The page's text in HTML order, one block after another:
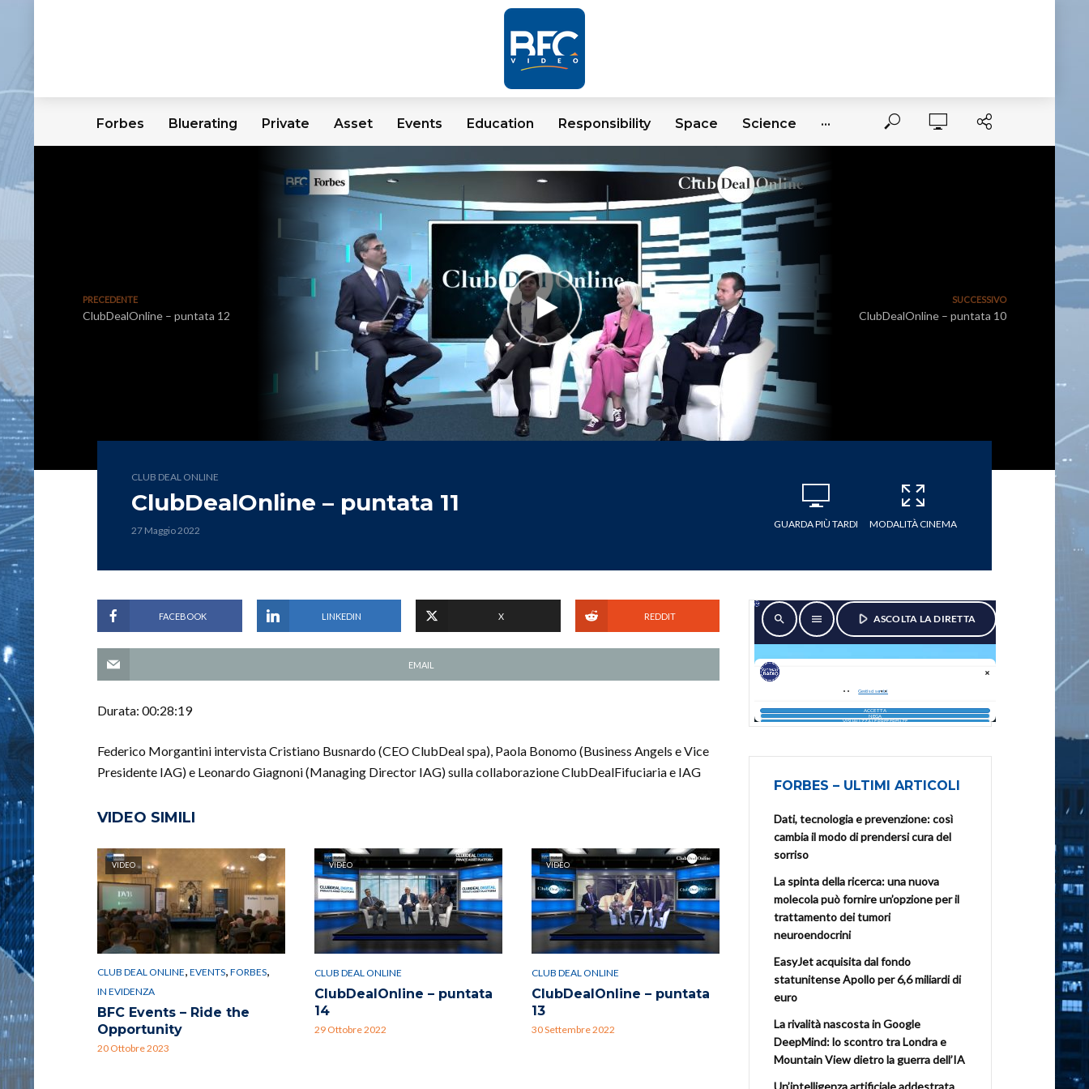
Forbes Bluerating Private Asset Events Education Responsibility Space Science ···
PRECEDENTE
ClubDealOnline – puntata 12
SUCCESSIVO
ClubDealOnline – puntata 10
CLUB DEAL ONLINE
ClubDealOnline – puntata 11
27 Maggio 2022
GUARDA PIÙ TARDI MODALITÀ CINEMA
FACEBOOK LINKEDIN X REDDIT
EMAIL
Durata: 00:28:19
Federico Morgantini intervista Cristiano Busnardo (CEO ClubDeal spa), Paola Bonomo (Business Angels e Vice
Presidente IAG) e Leonardo Giagnoni (Managing Director IAG) sulla collaborazione ClubDealFifuciaria e IAG
VIDEO SIMILI
VIDEO
CLUB DEAL ONLINE, EVENTS, FORBES,
IN EVIDENZA
BFC Events – Ride the
Opportunity
20 Ottobre 2023
VIDEO
CLUB DEAL ONLINE
ClubDealOnline – puntata
14
29 Ottobre 2022
VIDEO
CLUB DEAL ONLINE
ClubDealOnline – puntata
13
30 Settembre 2022
FORBES – ULTIMI ARTICOLI
Dati, tecnologia e prevenzione: così
cambia il modo di prendersi cura del
sorriso
La spinta della ricerca: una nuova
molecola può fornire un’opzione per il
trattamento dei tumori
neuroendocrini
EasyJet acquisita dal fondo
statunitense Apollo per 6,6 miliardi di
euro
La rivalità nascosta in Google
DeepMind: lo scontro tra Londra e
Mountain View dietro la guerra dell’IA
Un’intelligenza artificiale addestrata